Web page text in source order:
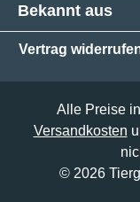
Bekannt aus
Vertrag
Alle Preise
Versandkosten
© 2026